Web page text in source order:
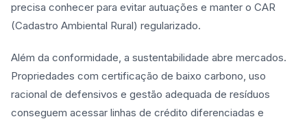
precisa conhecer para evitar autuações e manter o CAR
(Cadastro Ambiental Rural) regularizado.
Além da conformidade, a sustentabilidade abre mercados.
Propriedades com certificação de baixo carbono, uso
racional de defensivos e gestão adequada de resíduos
conseguem acessar linhas de crédito diferenciadas e